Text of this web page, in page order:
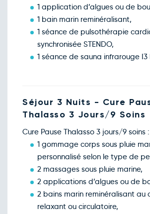
1 application d’algues ou de
1 bain marin reminéralisant,
1 séance de pulsothérapie
synchronisée STENDO,
1 séance de sauna infrarouge I3
Séjour 3 Nuits - Cure
Thalasso 3 Jours/9 Soins
Cure Pause Thalasso 3 jours/9 soins :
1 gommage corps sous pluie
personnalisé selon le type de
2 massages sous pluie marine,
2 applications d’algues ou de
2 bains marin reminéralisant au
relaxant ou circulatoire,